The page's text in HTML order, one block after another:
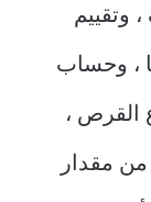
وتقييم
، وحساب
القرص ،
مقدار